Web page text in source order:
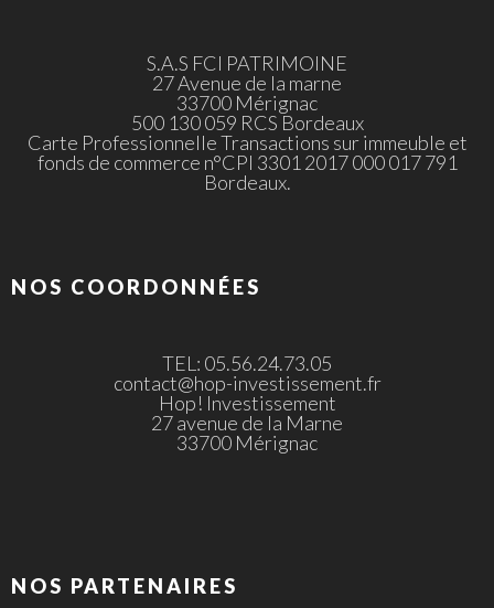
S.A.S FCI PATRIMOINE
27 Avenue de la marne
33700 Mérignac
500 130 059 RCS Bordeaux
Carte Professionnelle Transactions sur immeuble et
fonds de commerce n°CPI 3301 2017 000 017 791
Bordeaux.
NOS COORDONNÉES
TEL: 05.56.24.73.05
contact@hop-investissement.fr
Hop! Investissement
27 avenue de la Marne
33700 Mérignac
NOS PARTENAIRES